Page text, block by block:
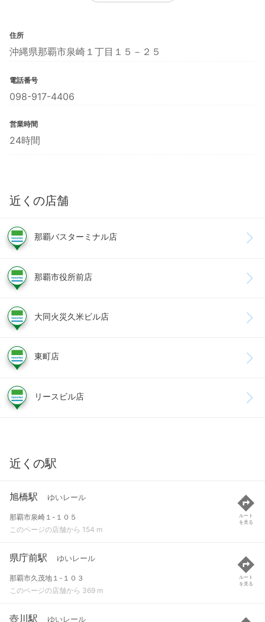
住所
沖縄県那覇市泉崎１丁目１５－２５
電話番号
098-917-4406
営業時間
24時間
近くの店舗
那覇バスターミナル店
那覇市役所前店
大同火災久米ビル店
東町店
リースビル店
近くの駅
旭橋駅 ゆいレール
那覇市泉崎１-１０５
このページの店舗から 154 m
ルート
を見る
県庁前駅 ゆいレール
那覇市久茂地１-１０３
このページの店舗から 369 m
ルート
を見る
壺川駅 ゆいレール